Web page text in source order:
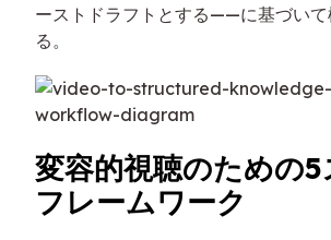
ーストドラフトとする——に基づいて
る。
変容的視聴のための
フレームワーク